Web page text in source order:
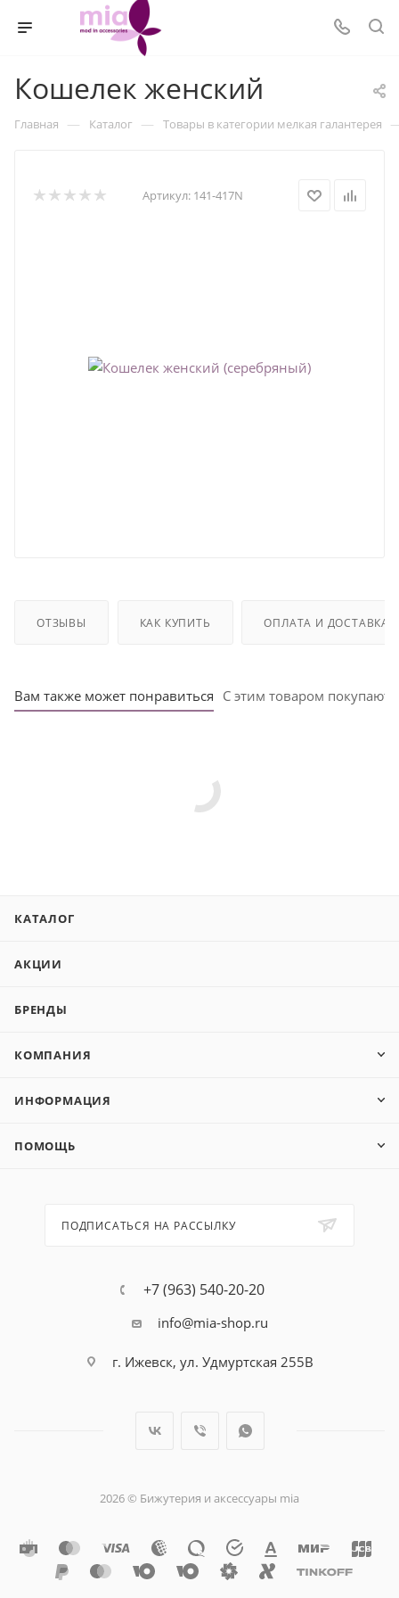
Кошелек женский
Главная — Каталог — Товары в категории мелкая галантерея
Артикул: 141-417N
ОТЗЫВЫ КАК КУПИТЬ ОПЛАТА И ДОСТАВКА
Вам также может понравиться С этим товаром покупают
КАТАЛОГ
АКЦИИ
БРЕНДЫ
КОМПАНИЯ
ИНФОРМАЦИЯ
ПОМОЩЬ
ПОДПИСАТЬСЯ НА РАССЫЛКУ
+7 (963) 540-20-20
info@mia-shop.ru
г. Ижевск, ул. Удмуртская 255В
2026 © Бижутерия и аксессуары mia